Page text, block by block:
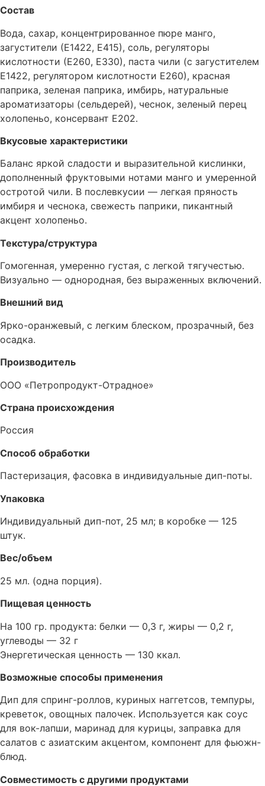
Состав
Вода, сахар, концентрированное пюре манго,
загустители (Е1422, Е415), соль, регуляторы
кислотности (Е260, Е330), паста чили (с загустителем
Е1422, регулятором кислотности Е260), красная
паприка, зеленая паприка, имбирь, натуральные
ароматизаторы (сельдерей), чеснок, зеленый перец
холопеньо, консервант Е202.
Вкусовые характеристики
Баланс яркой сладости и выразительной кислинки,
дополненный фруктовыми нотами манго и умеренной
остротой чили. В послевкусии — легкая пряность
имбиря и чеснока, свежесть паприки, пикантный
акцент холопеньо.
Текстура/структура
Гомогенная, умеренно густая, с легкой тягучестью.
Визуально — однородная, без выраженных включений.
Внешний вид
Ярко-оранжевый, с легким блеском, прозрачный, без
осадка.
Производитель
ООО «Петропродукт-Отрадное»
Страна происхождения
Россия
Способ обработки
Пастеризация, фасовка в индивидуальные дип-поты.
Упаковка
Индивидуальный дип-пот, 25 мл; в коробке — 125
штук.
Вес/объем
25 мл. (одна порция).
Пищевая ценность
На 100 гр. продукта: белки — 0,3 г, жиры — 0,2 г,
углеводы — 32 г
Энергетическая ценность — 130 ккал.
Возможные способы применения
Дип для спринг-роллов, куриных наггетсов, темпуры,
креветок, овощных палочек. Используется как соус
для вок-лапши, маринад для курицы, заправка для
салатов с азиатским акцентом, компонент для фьюжн-
блюд.
Совместимость с другими продуктами